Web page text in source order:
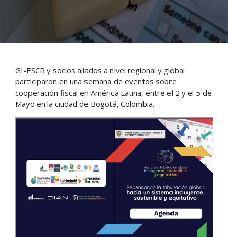
GI-ESCR y socios aliados a nivel regional y global
participaron en una semana de eventos sobre
cooperación fiscal en América Latina, entre el 2 y el 5 de
Mayo en la ciudad de Bogotá, Colombia.